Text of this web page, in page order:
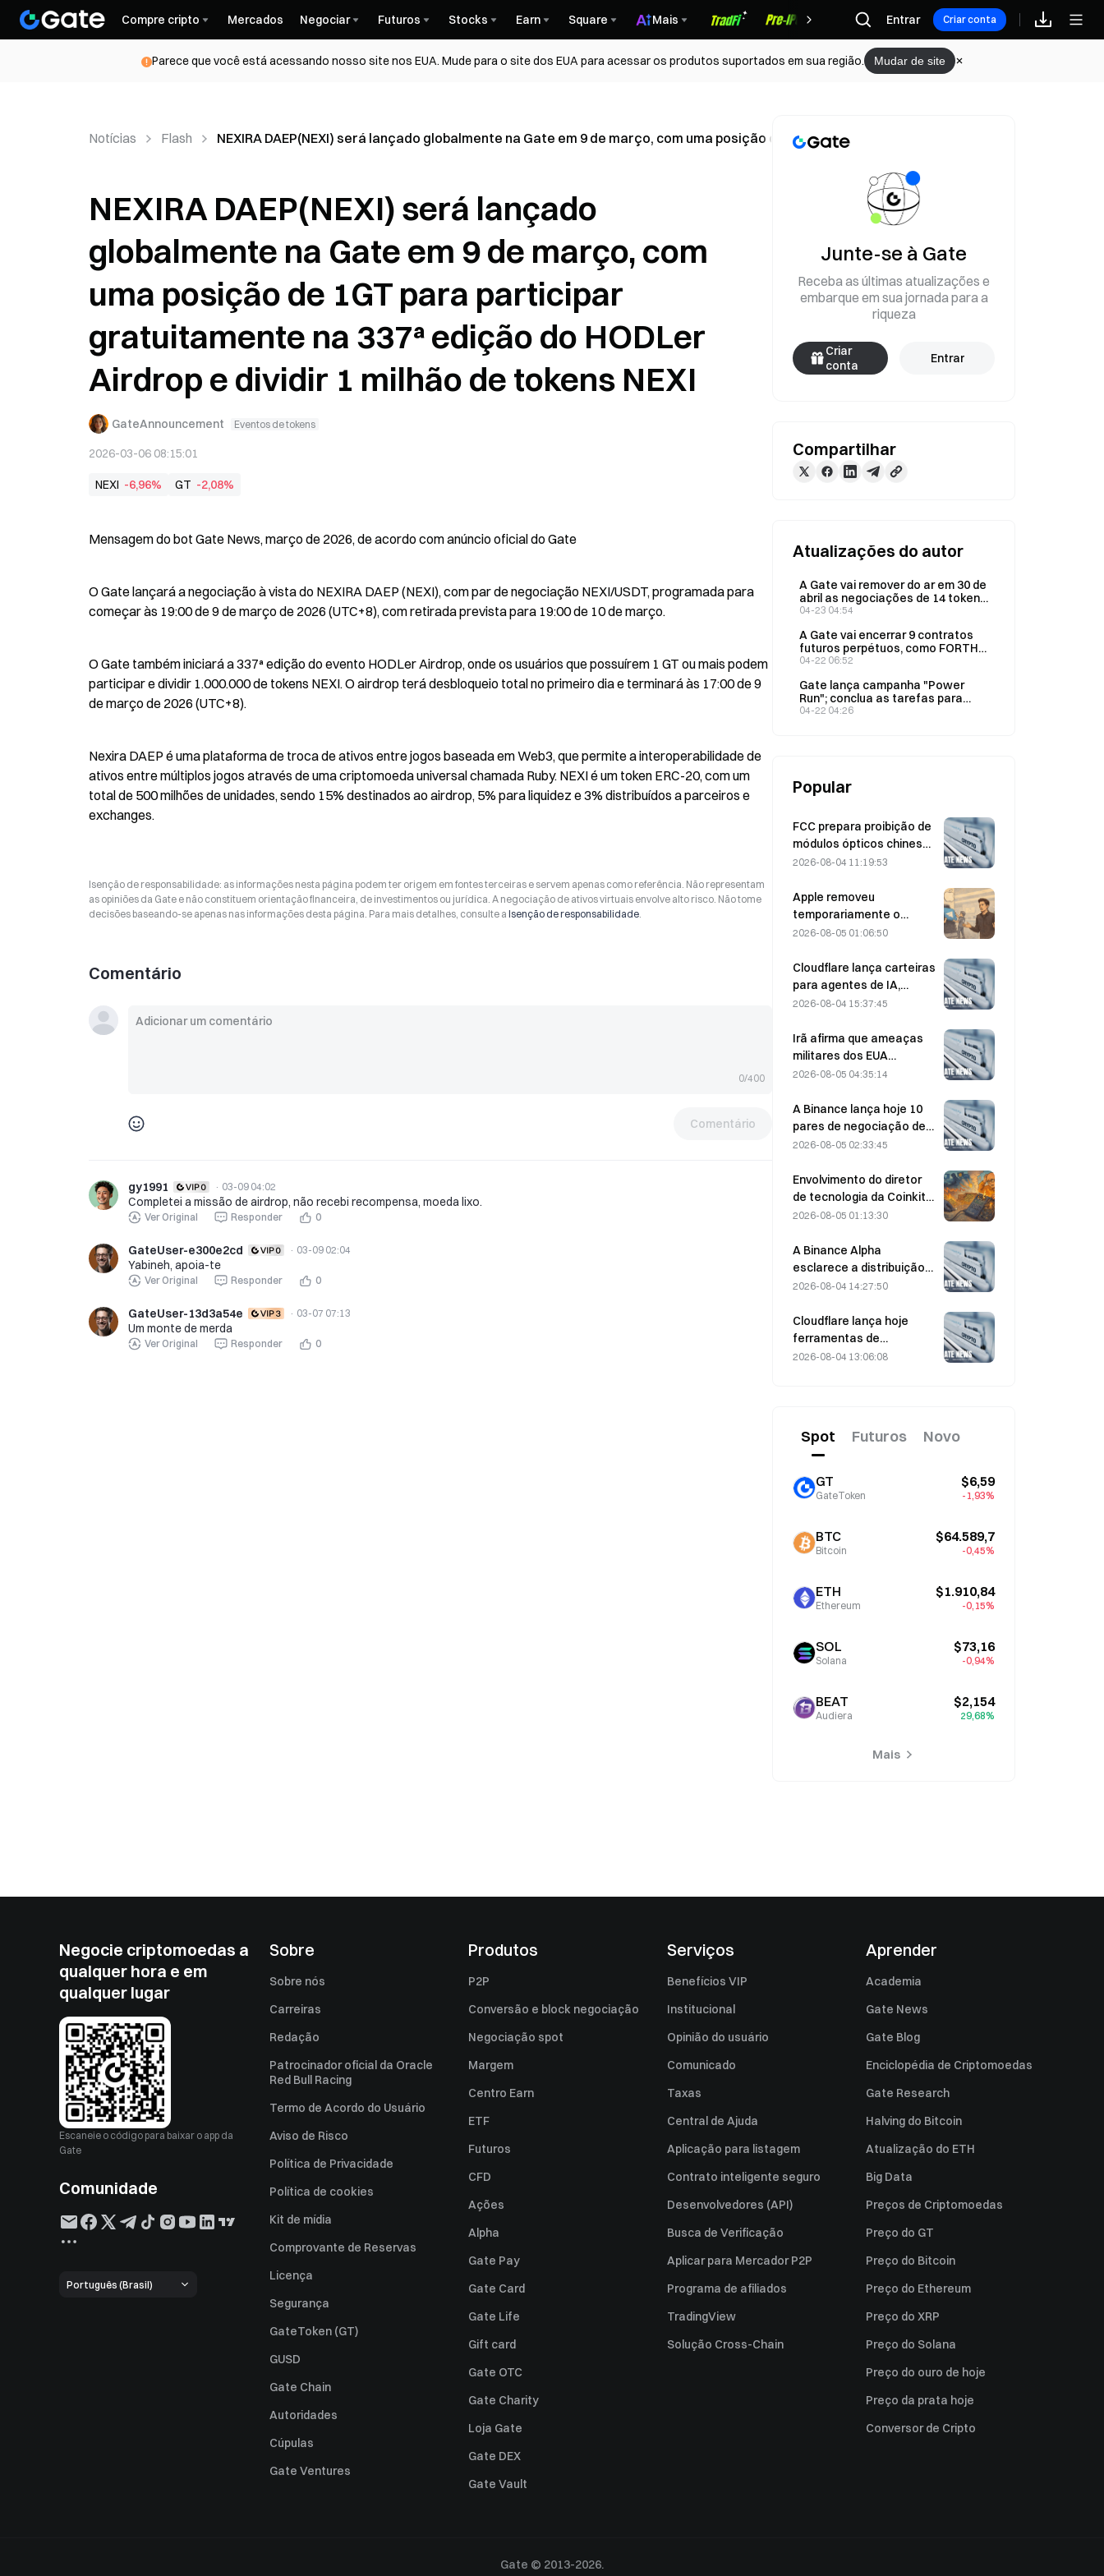
Compre cripto Mercados Negociar Futuros Stocks Earn Square Mais Recompensas
Entrar Criar conta
Parece que você está acessando nosso site nos EUA. Mude para o site dos EUA para acessar os produtos suportados em sua região. Mudar de site
Notícias Flash NEXIRA DAEP(NEXI) será lançado globalmente na Gate em 9 de março, com uma posição de 1GT para participar gratuitamente na 337ª
NEXIRA DAEP(NEXI) será lançado
globalmente na Gate em 9 de março, com
uma posição de 1GT para participar
gratuitamente na 337ª edição do HODLer
Airdrop e dividir 1 milhão de tokens NEXI
GateAnnouncement Eventos de tokens
2026-03-06 08:15:01
NEXI -6,96% GT -2,08%
Mensagem do bot Gate News, março de 2026, de acordo com anúncio oficial do Gate
O Gate lançará a negociação à vista do NEXIRA DAEP (NEXI), com par de negociação NEXI/USDT, programada para
começar às 19:00 de 9 de março de 2026 (UTC+8), com retirada prevista para 19:00 de 10 de março.
O Gate também iniciará a 337ª edição do evento HODLer Airdrop, onde os usuários que possuírem 1 GT ou mais podem
participar e dividir 1.000.000 de tokens NEXI. O airdrop terá desbloqueio total no primeiro dia e terminará às 17:00 de 9
de março de 2026 (UTC+8).
Nexira DAEP é uma plataforma de troca de ativos entre jogos baseada em Web3, que permite a interoperabilidade de
ativos entre múltiplos jogos através de uma criptomoeda universal chamada Ruby. NEXI é um token ERC-20, com um
total de 500 milhões de unidades, sendo 15% destinados ao airdrop, 5% para liquidez e 3% distribuídos a parceiros e
exchanges.
Isenção de responsabilidade: as informações nesta página podem ter origem em fontes terceiras e servem apenas como referência. Não representam
as opiniões da Gate e não constituem orientação financeira, de investimentos ou jurídica. A negociação de ativos virtuais envolve alto risco. Não tome
decisões baseando-se apenas nas informações desta página. Para mais detalhes, consulte a Isenção de responsabilidade.
Comentário
0/400
Comentário
gy1991 · 03-09 04:02
Completei a missão de airdrop, não recebi recompensa, moeda lixo.
Ver Original Responder 0
GateUser-e300e2cd · 03-09 02:04
Yabineh, apoia-te
Ver Original Responder 0
GateUser-13d3a54e · 03-07 07:13
Um monte de merda
Ver Original Responder 0
Junte-se à Gate
Receba as últimas atualizações e
embarque em sua jornada para a
riqueza
Criar
conta
Entrar
Compartilhar
Atualizações do autor
A Gate vai remover do ar em 30 de
abril as negociações de 14 tokens
como 5IRE, UNO, BLY etc.; os
ativos ou solicitar a recompra
dentro do prazo estipulado
04-23 04:54
A Gate vai encerrar 9 contratos
futuros perpétuos, como FORTH,
A2Z e VFY, em 3 de abril; os
posições antes das 16:00
04-22 06:52
Gate lança campanha "Power
Run"; conclua as tarefas para
desbloquear caixas cegas e
04-22 04:26
Popular
FCC prepara proibição de
módulos ópticos chineses
para data centers;
da Xinyuan sofre impacto
de 27%
2026-08-04 11:19:53
Apple removeu
temporariamente o
Telegram por causa de
dizendo ter sido alvo de
um “ataque de
segurança”.
2026-08-05 01:06:50
Cloudflare lança carteiras
para agentes de IA,
permitindo pagamentos
de agosto
2026-08-04 15:37:45
Irã afirma que ameaças
militares dos EUA
atrasam acordo com Omã
em 5 de agosto
2026-08-05 04:35:14
A Binance lança hoje 10
pares de negociação de
bStocks às 20:00 (UTC+8),
para makers.
2026-08-05 02:33:45
Envolvimento do diretor
de tecnologia da Coinkite
em incidente envolvendo
Coldcard desencadeia
quatro ondas de ataques,
com perdas de US$ 114
2026-08-05 01:13:30
A Binance Alpha
esclarece a distribuição
de recompensas da
enviadas
automaticamente aos
detentores de carteiras,
2026-08-04 14:27:50
Cloudflare lança hoje
ferramentas de
identidade e carteiras
2026-08-04 13:06:08
Spot Futuros Novo
GT
GateToken
$6,59
-1,93%
BTC
Bitcoin
$64.589,7
-0,45%
ETH
Ethereum
$1.910,84
-0,15%
SOL
Solana
$73,16
-0,94%
BEAT
Audiera
$2,154
29,68%
Mais
Negocie criptomoedas a
qualquer hora e em
qualquer lugar
Escaneie o código para baixar o app da
Gate
Comunidade
Português (Brasil)
Sobre
Sobre nós
Carreiras
Redação
Patrocinador oficial da Oracle
Red Bull Racing
Termo de Acordo do Usuário
Aviso de Risco
Política de Privacidade
Política de cookies
Kit de mídia
Comprovante de Reservas
Licença
Segurança
GateToken (GT)
GUSD
Gate Chain
Autoridades
Cúpulas
Gate Ventures
Produtos
P2P
Conversão e block negociação
Negociação spot
Margem
Centro Earn
ETF
Futuros
CFD
Ações
Alpha
Gate Pay
Gate Card
Gate Life
Gift card
Gate OTC
Gate Charity
Loja Gate
Gate DEX
Gate Vault
Serviços
Benefícios VIP
Institucional
Opinião do usuário
Comunicado
Taxas
Central de Ajuda
Aplicação para listagem
Contrato inteligente seguro
Desenvolvedores (API)
Busca de Verificação
Aplicar para Mercador P2P
Programa de afiliados
TradingView
Solução Cross-Chain
Aprender
Academia
Gate News
Gate Blog
Enciclopédia de Criptomoedas
Gate Research
Halving do Bitcoin
Atualização do ETH
Big Data
Preços de Criptomoedas
Preço do GT
Preço do Bitcoin
Preço do Ethereum
Preço do XRP
Preço do Solana
Preço do ouro de hoje
Preço da prata hoje
Conversor de Cripto
Gate © 2013-2026.